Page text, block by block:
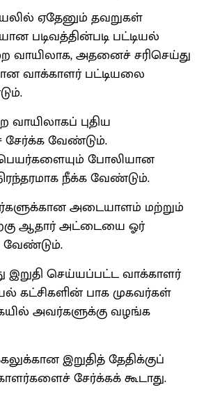
ஏதேனும் தவறுகள்
படிவத்தின்படி பட்டியல்
வாயிலாக, அதனைச் சரிசெய்து
வாக்காளர் பட்டியலை
புதிய
வேண்டும்.
போலியான
நீக்க வேண்டும்.
அடையாளம் மற்றும்
ஆதார் அட்டையை ஓர்
இறுதி செய்யப்பட்ட வாக்காளர்
கட்சிகளின் பாக முகவர்கள்
அவர்களுக்கு வழங்க
இறுதித் தேதிக்குப்
சேர்க்கக் கூடாது.